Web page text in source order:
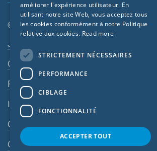
© SIGA 2026
Jobs
Contact
Règles de confidentialité
Impressum
CGV
CGA
FRENCH
CZECH
LATVIAN
NORWEGIAN
améliorer l'expérience utilisateur. En
utilisant notre site Web, vous acceptez tous
les cookies conformément à notre Politique
relative aux cookies. Read more
STRICTEMENT NÉCESSAIRES
PERFORMANCE
CIBLAGE
FONCTIONNALITÉ
ACCEPTER TOUT